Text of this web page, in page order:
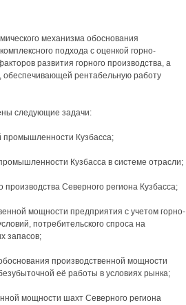
механизма обоснования
подхода с оценкой горно-
развития горного производства, а
обеспечивающей рентабельную работу
следующие задачи:
промышленности Кузбасса;
Кузбасса в системе отрасли;
Северного региона Кузбасса;
мощности предприятия с учетом горно-
потребительского спроса на
запасов;
производственной мощности
её работы в условиях рынка;
мощности шахт Северного региона